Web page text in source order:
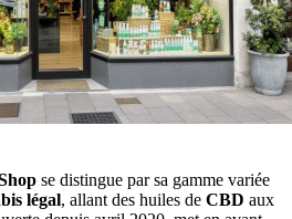
se distingue par sa gamme variée
légal, allant des huiles de CBD aux